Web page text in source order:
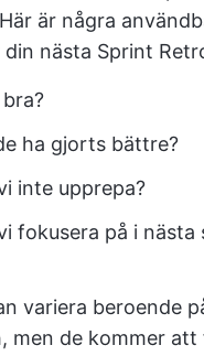
är några
din nästa Sprint
ha gjorts bättre?
inte upprepa?
fokusera på i nästa
variera beroende
men de kommer att